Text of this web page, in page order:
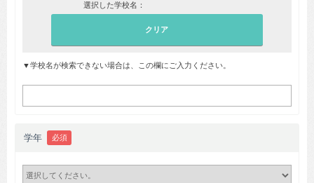
選択した学校名：
▼学校名が検索できない場合は、この欄にご入力ください。
学年 必須